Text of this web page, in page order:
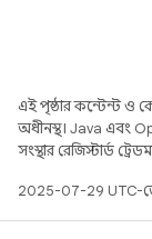
এই পৃষ্ঠার কন্টেন্ট ও
অধীনস্থ। Java এবং
সংস্থার রেজিস্টার্ড
2025-07-29 UTC-